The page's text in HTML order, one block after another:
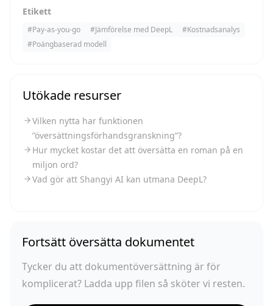
Etikett
#Pay-as-you-go #Jämförelse med DeepL #Kostnadsanalys
#Poängbaserad modell
Utökade resurser
Vilken nytta har funktionen
”översättningsförhandsgranskning”?
Hur mycket kostar det att översätta en roman på en
miljon ord?
Vad gör att Shangyi AI kan utmana DeepL?
Fortsätt översätta dokumentet
Tycker du att dokumentöversättning är för
komplicerat? Ladda upp filen så sköter vi resten.